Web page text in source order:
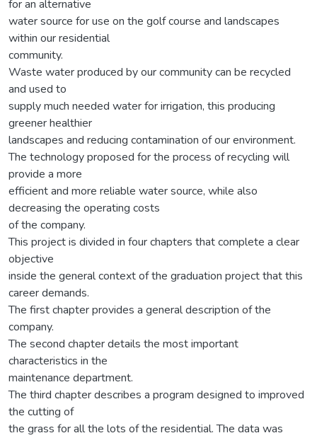
for an alternative
water source for use on the golf course and landscapes
within our residential
community.
Waste water produced by our community can be recycled
and used to
supply much needed water for irrigation, this producing
greener healthier
landscapes and reducing contamination of our environment.
The technology proposed for the process of recycling will
provide a more
efficient and more reliable water source, while also
decreasing the operating costs
of the company.
This project is divided in four chapters that complete a clear
objective
inside the general context of the graduation project that this
career demands.
The first chapter provides a general description of the
company.
The second chapter details the most important
characteristics in the
maintenance department.
The third chapter describes a program designed to improved
the cutting of
the grass for all the lots of the residential. The data was